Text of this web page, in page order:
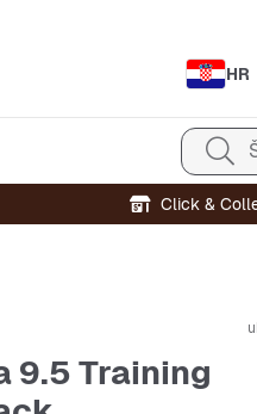
HR
Click &
9.5 Training